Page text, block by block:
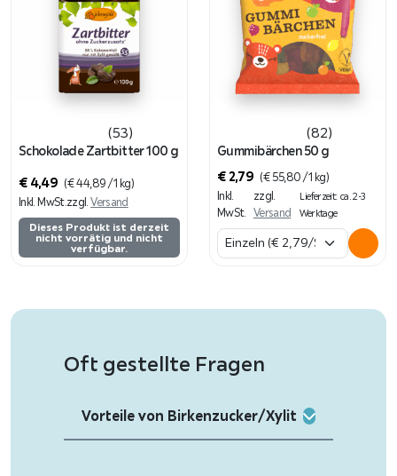
(53)
Schokolade Zartbitter 100 g
€ 4,49 (€44,89 / 1 kg)
Inkl. MwSt.zzgl.Versand
Dieses Produkt ist derzeit
nicht vorrätig und nicht
verfügbar.
(82)
Gummibärchen 50 g
€ 2,79 (€ 55,80 / 1 kg)
Inkl.
MwSt.
zzgl.
Versand
Lieferzeit: ca. 2-3
Werktage
Oft gestellte Fragen
Vorteile von Birkenzucker/Xylit